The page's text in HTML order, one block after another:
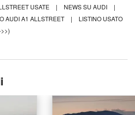
USATE | NEWS SU AUDI
|
AUDI A1 ALLSTREET |
LISTINO USATO